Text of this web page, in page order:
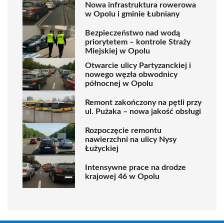
Nowa infrastruktura rowerowa
w Opolu i gminie Łubniany
Bezpieczeństwo nad wodą
priorytetem – kontrole Straży
Miejskiej w Opolu
Otwarcie ulicy Partyzanckiej i
nowego węzła obwodnicy
północnej w Opolu
Remont zakończony na pętli przy
ul. Pużaka – nowa jakość obsługi
Rozpoczęcie remontu
nawierzchni na ulicy Nysy
Łużyckiej
Intensywne prace na drodze
krajowej 46 w Opolu